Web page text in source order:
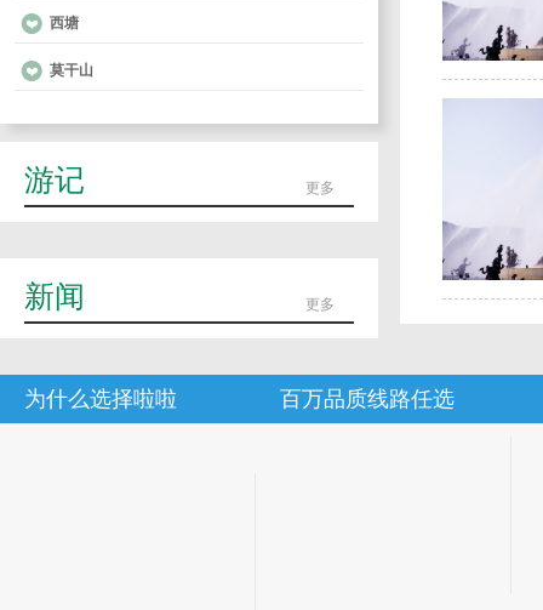
西塘
莫干山
游记 更多
新闻 更多
为什么选择啦啦 百万品质线路任选